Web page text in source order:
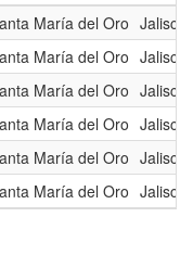
María del Oro Jalisco
María del Oro Jalisco
María del Oro Jalisco
María del Oro Jalisco
María del Oro Jalisco
María del Oro Jalisco